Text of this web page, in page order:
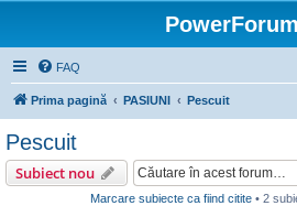
FAQ
Prima pagină PASIUNI Pescuit
Pescuit
Subiect nou
Marcare subiecte ca fiind citite• 2